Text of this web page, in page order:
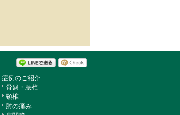
症例のご紹介
骨盤・腰椎
頸椎
肘の痛み